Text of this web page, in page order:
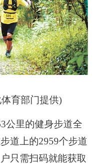
育部门提供)
里的健身步道全
道上的2959个步道
只需扫码就能获取